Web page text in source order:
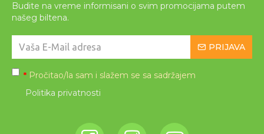
Budite na vreme informisani o svim promocijama putem
našeg biltena.
PRIJAVA
* Pročitao/la sam i slažem se sa sadržajem
Politika privatnosti